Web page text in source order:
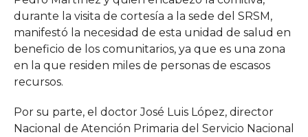
durante la visita de cortesía a la sede del SRSM,
manifestó la necesidad de esta unidad de salud en
beneficio de los comunitarios, ya que es una zona
en la que residen miles de personas de escasos
recursos.
Por su parte, el doctor José Luis López, director
Nacional de Atención Primaria del Servicio Nacional